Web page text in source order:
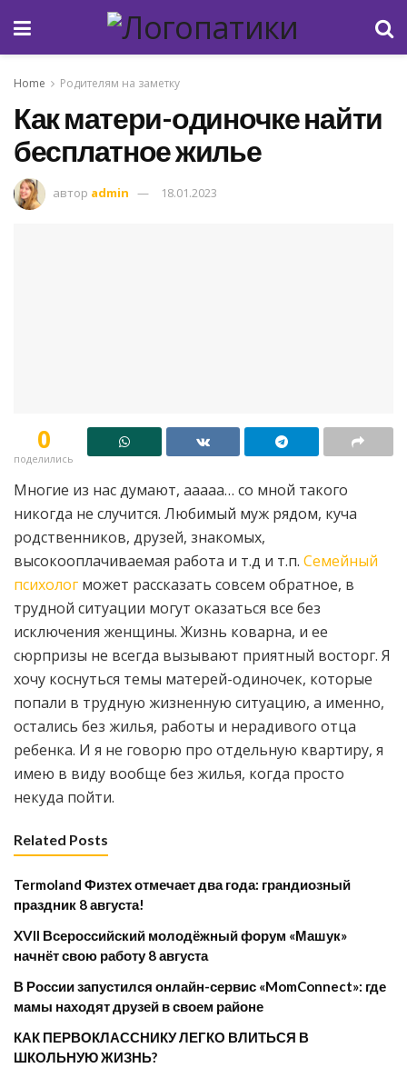
Home Родителям на заметку
Как матери-одиночке найти
бесплатное жилье
автор admin 18.01.2023
0
поделились
Многие из нас думают, ааааа… со мной такого
никогда не случится. Любимый муж рядом, куча
родственников, друзей, знакомых,
высокооплачиваемая работа и т.д и т.п. Семейный
психолог может рассказать совсем обратное, в
трудной ситуации могут оказаться все без
исключения женщины. Жизнь коварна, и ее
сюрпризы не всегда вызывают приятный восторг. Я
хочу коснуться темы матерей-одиночек, которые
попали в трудную жизненную ситуацию, а именно,
остались без жилья, работы и нерадивого отца
ребенка. И я не говорю про отдельную квартиру, я
имею в виду вообще без жилья, когда просто
некуда пойти.
Related Posts
Termoland Физтех отмечает два года: грандиозный
праздник 8 августа!
XVII Всероссийский молодёжный форум «Машук»
начнёт свою работу 8 августа
​В России запустился онлайн-сервис «MomConnect»: где
мамы находят друзей в своем районе
КАК ПЕРВОКЛАССНИКУ ЛЕГКО ВЛИТЬСЯ В
ШКОЛЬНУЮ ЖИЗНЬ?